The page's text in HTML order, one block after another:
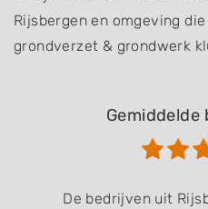
Rijsbergen en omgeving
grondverzet & grondwerk
Gemiddelde
De bedrijven uit